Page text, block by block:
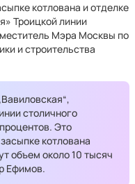
котлована и отделке
Троицкой линии
Мэра Москвы по
и строительства
столичного
Это
котлована
объем около 10 тысяч
Ефимов.